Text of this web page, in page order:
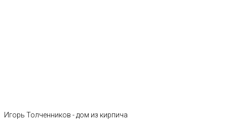
Игорь Толченников - дом из кирпича